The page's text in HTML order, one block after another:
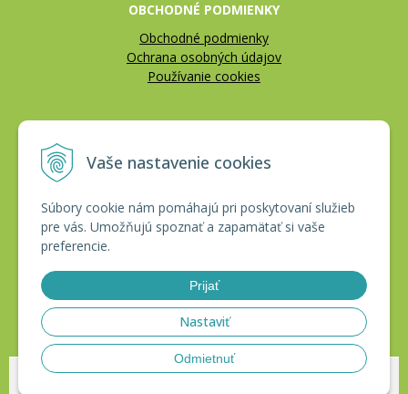
Vaše nastavenie cookies
Súbory cookie nám pomáhajú pri poskytovaní služieb
pre vás. Umožňujú spoznať a zapamätať si vaše
preferencie.
Prijať
Nastaviť
Odmietnuť
OBCHODNÉ PODMIENKY
Obchodné podmienky
Ochrana osobných údajov
Používanie cookies
Reklamačný poriadok
CERTIFIKÁTY
© 2026 HAKLobchod •tvorba eshopu cez UNIobchod,webhosting